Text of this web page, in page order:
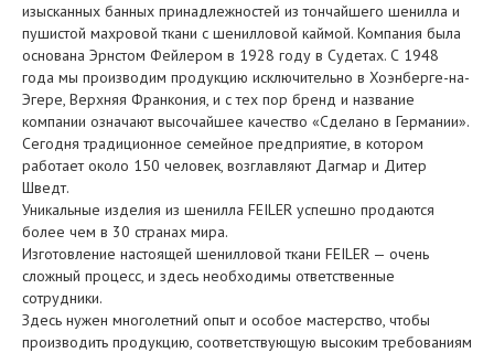
изысканных банных принадлежностей из тончайшего шенилла и
пушистой махровой ткани с шенилловой каймой. Компания была
основана Эрнстом Фейлером в 1928 году в Судетах. С 1948
года мы производим продукцию исключительно в Хоэнберге-на-
Эгере, Верхняя Франкония, и с тех пор бренд и название
компании означают высочайшее качество «Сделано в Германии».
Сегодня традиционное семейное предприятие, в котором
работает около 150 человек, возглавляют Дагмар и Дитер
Шведт.
Уникальные изделия из шенилла FEILER успешно продаются
более чем в 30 странах мира.
Изготовление настоящей шенилловой ткани FEILER — очень
сложный процесс, и здесь необходимы ответственные
сотрудники.
Здесь нужен многолетний опыт и особое мастерство, чтобы
производить продукцию, соответствующую высоким требованиям